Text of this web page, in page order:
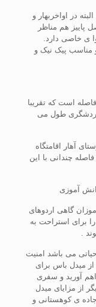
در اواخربهار و
پاییز هم مناظر
ی خاصی دارد.
مناسب پیک نیک و
آهار ۵۵ کیلومتر فاصله است که تقریبا
طول می
آهار اقامتگاه
چندانی با این
آموزی
گاهی اردوهای
برای استراحت به
.
می باشد امنیت
میدل باس برای
آورید و سفری
از مزایای میدل
ی کوهستانی و